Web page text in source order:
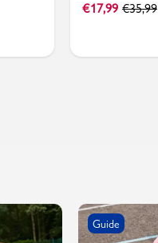
€17,99 €35,99
Guide